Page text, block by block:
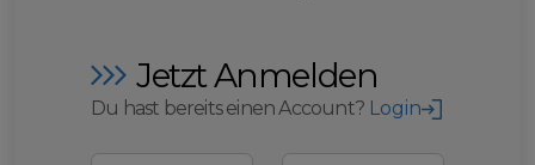
Jetzt Anmelden
Du hast bereits einen Account? Login